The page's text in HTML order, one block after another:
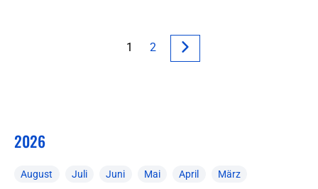
1 2
2026
August Juli Juni Mai April März